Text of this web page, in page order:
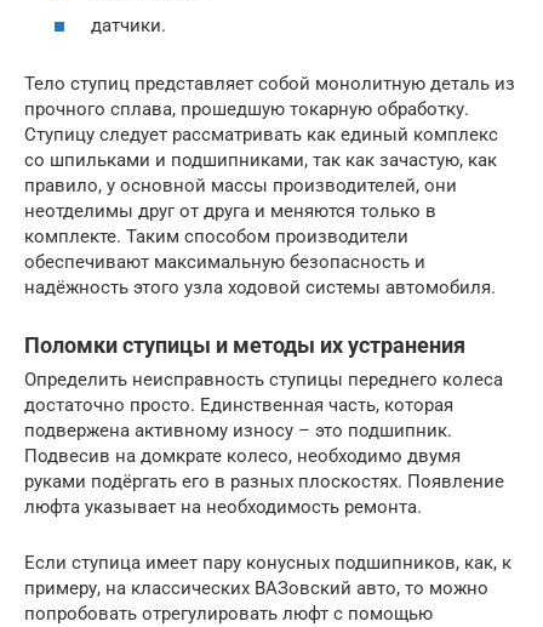
датчики.
Тело ступиц представляет собой монолитную деталь из
прочного сплава, прошедшую токарную обработку.
Ступицу следует рассматривать как единый комплекс
со шпильками и подшипниками, так как зачастую, как
правило, у основной массы производителей, они
неотделимы друг от друга и меняются только в
комплекте. Таким способом производители
обеспечивают максимальную безопасность и
надёжность этого узла ходовой системы автомобиля.
Поломки ступицы и методы их устранения
Определить неисправность ступицы переднего колеса
достаточно просто. Единственная часть, которая
подвержена активному износу – это подшипник.
Подвесив на домкрате колесо, необходимо двумя
руками подёргать его в разных плоскостях. Появление
люфта указывает на необходимость ремонта.
Если ступица имеет пару конусных подшипников, как, к
примеру, на классических ВАЗовский авто, то можно
попробовать отрегулировать люфт с помощью